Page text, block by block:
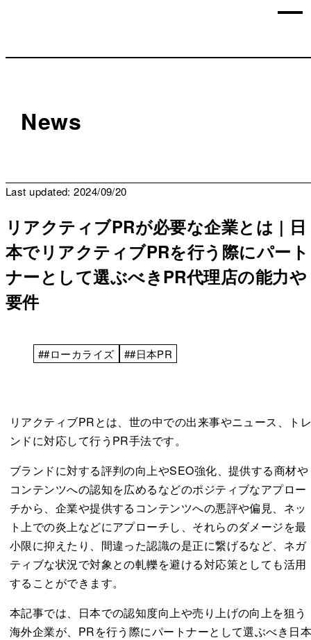
News
Last updated: 2024/09/20
リアクティブPRが必要な企業とは | 日
本でリアクティブPRを行う際にパート
ナーとして選ぶべきPR代理店の能力や
要件
##ローカライズ ##日本PR
リアクティブPRとは、世の中での出来事やニュース、ト
ンドに対応して行うPR手法です。
ブランドに対する評判の向上やSEO強化、提供する商材や
コンテンツへの認知を広めるなどのポジティブなアプロー
チから、企業や提供するコンテンツへの悪評や偏見、ネッ
ト上での炎上などにアプローチし、それらのダメージを最
小限に抑えたり、間違った認識の是正に繋げるなど、ネガ
ティブな状況で対象との軋轢を避ける対応策としても活用
することができます。
本記事では、日本での認知度向上や売り上げの向上を狙う
海外企業が、PRを行う際にパートナーとして選ぶべき日